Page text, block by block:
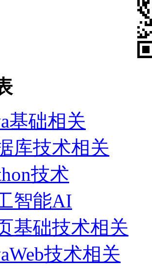
基础相关
库技术相关
技术
智能AI
基础技术相关
技术相关